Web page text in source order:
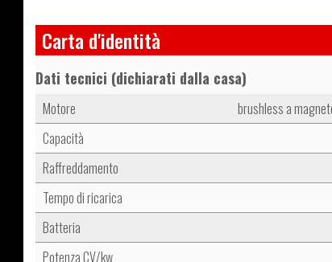
Carta d'identità
Dati tecnici (dichiarati dalla casa)
Motore
brushless a
Capacità
Raffreddamento
Tempo di ricarica
Batteria
Potenza CV/kw